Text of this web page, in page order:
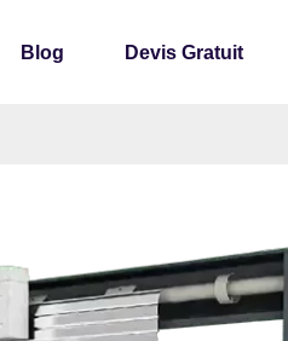
Blog Devis Gratuit